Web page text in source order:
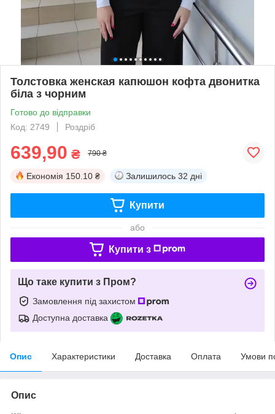
Толстовка женская капюшон кофта двонитка
біла з чорним
Готово до відправки
Код: 2749
Роздріб
639,90 ₴ 790 ₴
Економія 150.10 ₴ Залишилось 32 дні
Купити
або
Купити з
Що таке купити з Пром?
Замовлення під захистом
Доступна доставка
Опис Характеристики Доставка Оплата Умови
Опис